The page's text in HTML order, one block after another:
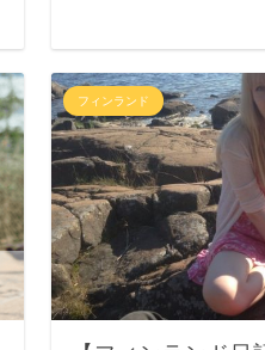
フィンランド